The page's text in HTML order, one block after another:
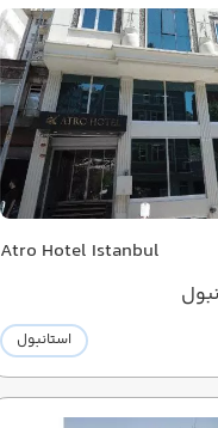
Atro Hotel Istanbul
استانبول